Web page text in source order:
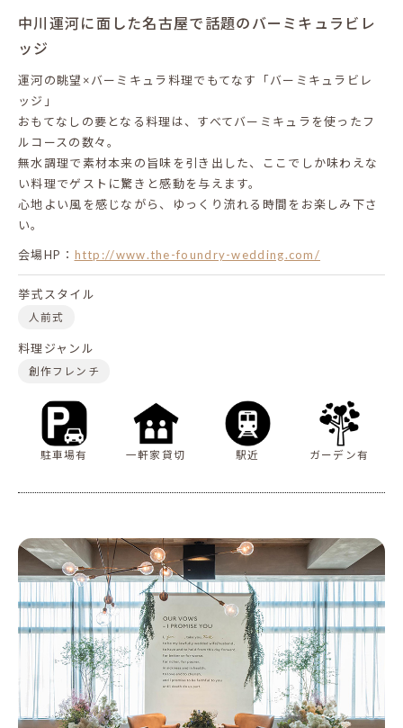
中川運河に面した名古屋で話題のバーミキュラビレ
ッジ
運河の眺望×バーミキュラ料理でもてなす「バーミキュラビレ
ッジ」
おもてなしの要となる料理は、すべてバーミキュラを使ったフ
ルコースの数々。
無水調理で素材本来の旨味を引き出した、ここでしか味わえな
い料理でゲストに驚きと感動を与えます。
心地よい風を感じながら、ゆっくり流れる時間をお楽しみ下さ
い。
会場HP： http://www.the-foundry-wedding.com/
挙式スタイル
人前式
料理ジャンル
創作フレンチ
駐車場有 一軒家貸切 駅近 ガーデン有